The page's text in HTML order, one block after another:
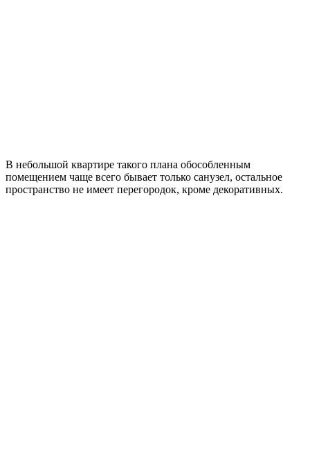
В небольшой квартире такого плана обособленным
помещением чаще всего бывает только санузел, остальное
пространство не имеет перегородок, кроме декоративных.